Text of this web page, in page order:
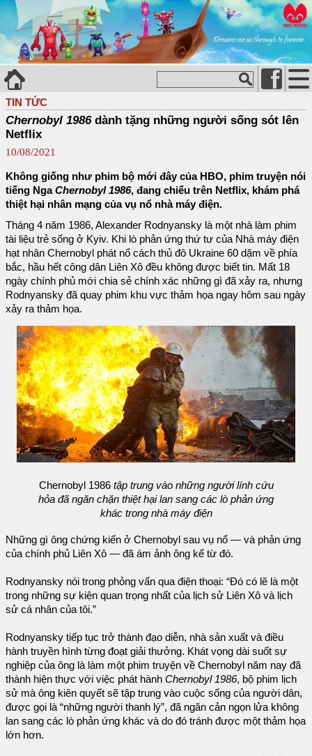
TIN TỨC
Chernobyl 1986dành tặng những người sống sót lên
Netflix
10/08/2021
Không giống như phim bộ mới đây của HBO, phim truyện nói
tiếng NgaChernobyl 1986, đang chiếu trên Netflix, khám phá
thiệt hại nhân mạng của vụ nổ nhà máy điện.
Tháng 4 năm 1986, Alexander Rodnyansky là một nhà làm phim
tài liệu trẻ sống ở Kyiv. Khi lò phản ứng thứ tư của Nhà máy điện
hạt nhân Chernobyl phát nổ cách thủ đô Ukraine 60 dặm về phía
bắc, hầu hết công dân Liên Xô đều không được biết tin. Mất 18
ngày chính phủ mới chia sẻ chính xác những gì đã xảy ra, nhưng
Rodnyansky đã quay phim khu vực thảm họa ngay hôm sau ngày
xảy ra thảm họa.
Chernobyl 1986 tập trung vào những người lính cứu
hỏa đã ngăn chặn thiệt hại lan sang các lò phản ứng
khác trong nhà máy điện
Những gì ông chứng kiến ở Chernobyl sau vụ nổ — và phản ứng
của chính phủ Liên Xô — đã ám ảnh ông kể từ đó.
Rodnyansky nói trong phỏng vấn qua điện thoại: “Đó có lẽ là một
trong những sự kiện quan trọng nhất của lịch sử Liên Xô và lịch
sử cá nhân của tôi.”
Rodnyansky tiếp tục trở thành đạo diễn, nhà sản xuất và điều
hành truyền hình từng đoạt giải thưởng. Khát vọng dài suốt sự
nghiệp của ông là làm một phim truyện về Chernobyl năm nay đã
thành hiện thực với việc phát hành Chernobyl 1986, bộ phim lịch
sử mà ông kiên quyết sẽ tập trung vào cuộc sống của người dân,
được gọi là “những người thanh lý”, đã ngăn cản ngọn lửa không
lan sang các lò phản ứng khác và do đó tránh được một thảm họa
lớn hơn.